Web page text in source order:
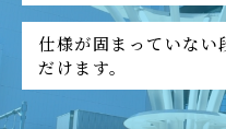
仕様が固まっていない
だけます。